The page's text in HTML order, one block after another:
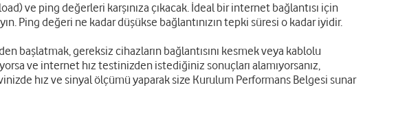
ve ping değerleri karşınıza çıkacak. İdeal bir internet bağlantısı için
Ping değeri ne kadar düşükse bağlantınızın tepki süresi o kadar iyidir.
gereksiz cihazların bağlantısını kesmek veya kablolu
ve internet hız testinizden istediğiniz sonuçları alamıyorsanız,
hız ve sinyal ölçümü yaparak size Kurulum Performans Belgesi sunar